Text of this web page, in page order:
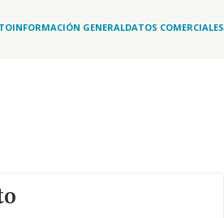
INFORMACIÓN GENERALDATOS COMERCIALES